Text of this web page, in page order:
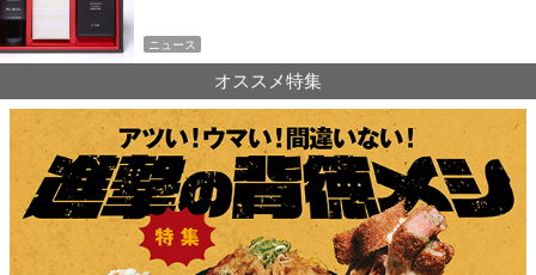
ニュース
オススメ特集